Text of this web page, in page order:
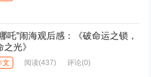
吒”闹海观后感：《破命运之锁，
光》
文 阅读(437) 评论(0)